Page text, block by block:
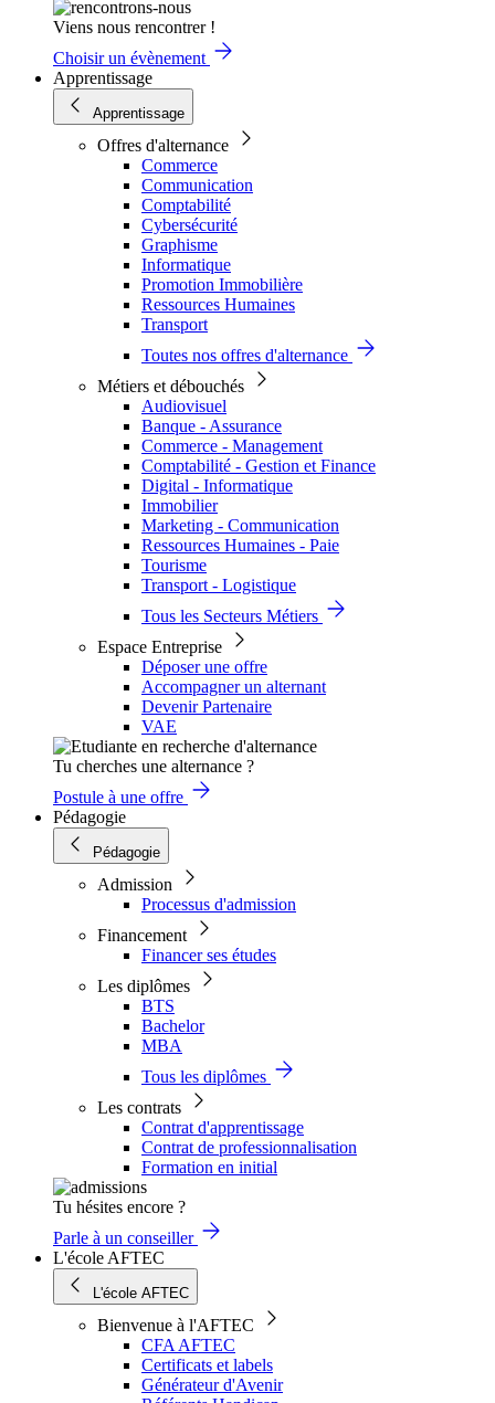
Viens nous rencontrer !
Choisir un évènement
Apprentissage
Apprentissage
Offres d'alternance
Commerce
Communication
Comptabilité
Cybersécurité
Graphisme
Informatique
Promotion Immobilière
Ressources Humaines
Transport
Toutes nos offres d'alternance
Métiers et débouchés
Audiovisuel
Banque - Assurance
Commerce - Management
Comptabilité - Gestion et Finance
Digital - Informatique
Immobilier
Marketing - Communication
Ressources Humaines - Paie
Tourisme
Transport - Logistique
Tous les Secteurs Métiers
Espace Entreprise
Déposer une offre
Accompagner un alternant
Devenir Partenaire
VAE
Tu cherches une alternance ?
Postule à une offre
Pédagogie
Pédagogie
Admission
Processus d'admission
Financement
Financer ses études
Les diplômes
BTS
Bachelor
MBA
Tous les diplômes
Les contrats
Contrat d'apprentissage
Contrat de professionnalisation
Formation en initial
Tu hésites encore ?
Parle à un conseiller
L'école AFTEC
L'école AFTEC
Bienvenue à l'AFTEC
CFA AFTEC
Certificats et labels
Générateur d'Avenir